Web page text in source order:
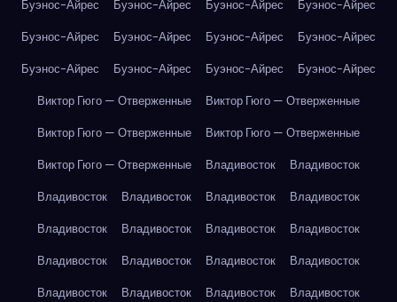
Буэнос-Айрес
Буэнос-Айрес Буэнос-Айрес
Буэнос-Айрес
Буэнос-Айрес
Буэнос-Айрес Буэнос-Айрес
Буэнос-Айрес
Буэнос-Айрес
Буэнос-Айрес Буэнос-Айрес
Буэнос-Айрес
Виктор Гюго — Отверженные
Виктор Гюго — Отверженные
Виктор Гюго — Отверженные
Виктор Гюго — Отверженные
Виктор Гюго — Отверженные
Владивосток
Владивосток
Владивосток
Владивосток Владивосток
Владивосток
Владивосток
Владивосток Владивосток
Владивосток
Владивосток
Владивосток Владивосток
Владивосток
Владивосток
Владивосток Владивосток
Владивосток